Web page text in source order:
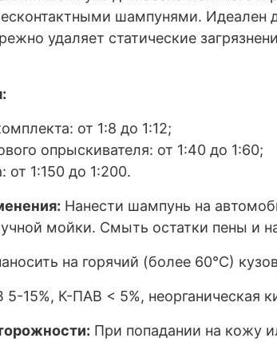
шампунями.
удаляет статические
от 1:8 до 1:12;
опрыскивателя: от 1:40 до 1:60;
от 1:150 до 1:200.
Нанести шампунь на
мойки. Смыть остатки пены и
на горячий (более 60°С)
15%, К-ПАВ < 5%, неорганическая
При попадании на кожу